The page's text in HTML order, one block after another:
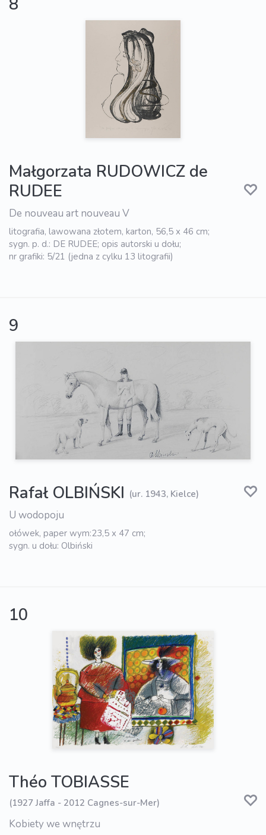
Małgorzata RUDOWICZ de
RUDEE
De nouveau art nouveau V
litografia, lawowana złotem, karton, 56,5 x 46 cm;
sygn. p. d.: DE RUDEE; opis autorski u dołu;
nr grafiki: 5/21 (jedna z cylku 13 litografii)
9
Rafał OLBIŃSKI (ur. 1943, Kielce)
U wodopoju
ołówek, paper wym:23,5 x 47 cm;
sygn. u dołu: Olbiński
10
Théo TOBIASSE
(1927 Jaffa - 2012 Cagnes-sur-Mer)
Kobiety we wnętrzu